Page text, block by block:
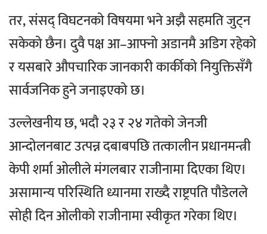
तर, संसद् विघटनको विषयमा भने अझै सहमति जुट्न
सकेको छैन। दुवै पक्ष आ–आफ्नो अडानमै अडिग रहेको
र यसबारे औपचारिक जानकारी कार्कीको नियुक्तिसँगै
सार्वजनिक हुने जनाइएको छ।
उल्लेखनीय छ, भदौ २३ र २४ गतेको जेनजी
आन्दोलनबाट उत्पन्न दबाबपछि तत्कालीन प्रधानमन्त्री
केपी शर्मा ओलीले मंगलबार राजीनामा दिएका थिए।
असामान्य परिस्थिति ध्यानमा राख्दै राष्ट्रपति पौडेलले
सोही दिन ओलीको राजीनामा स्वीकृत गरेका थिए।